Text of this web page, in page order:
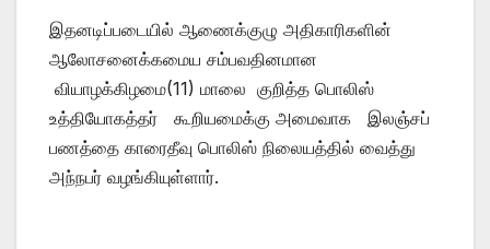
இதனடிப்படையில் ஆணைக்குழு அதிகாரிகளின்
ஆலோசனைக்கமைய சம்பவதினமான
வியாழக்கிழமை(11) மாலை குறித்த பொலிஸ்
உத்தியோகத்தர் கூறியமைக்கு அமைவாக இலஞ்சப்
பணத்தை காரைதீவு பொலிஸ் நிலையத்தில் வைத்து
அந்நபர் வழங்கியுள்ளார்.